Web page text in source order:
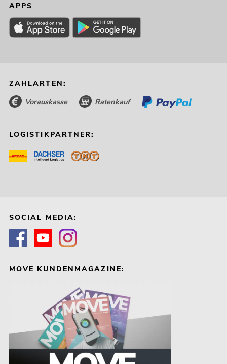
APPS
ZAHLARTEN:
Vorauskasse Ratenkauf
LOGISTIKPARTNER:
SOCIAL MEDIA:
MOVE KUNDENMAGAZINE: